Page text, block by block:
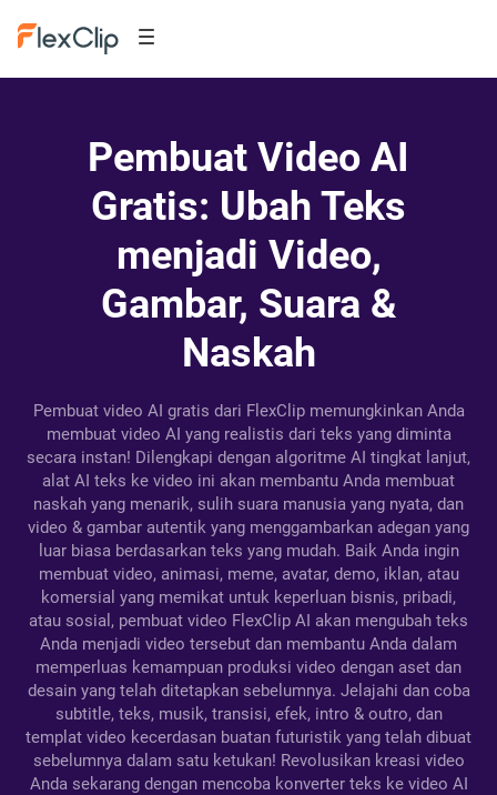
Pembuat Video AI
Gratis: Ubah Teks
menjadi Video,
Gambar, Suara &
Naskah
Pembuat video AI gratis dari FlexClip memungkinkan Anda
membuat video AI yang realistis dari teks yang diminta
secara instan! Dilengkapi dengan algoritme AI tingkat lanjut,
alat AI teks ke video ini akan membantu Anda membuat
naskah yang menarik, sulih suara manusia yang nyata, dan
video & gambar autentik yang menggambarkan adegan yang
luar biasa berdasarkan teks yang mudah. Baik Anda ingin
membuat video, animasi, meme, avatar, demo, iklan, atau
komersial yang memikat untuk keperluan bisnis, pribadi,
atau sosial, pembuat video FlexClip AI akan mengubah teks
Anda menjadi video tersebut dan membantu Anda dalam
memperluas kemampuan produksi video dengan aset dan
desain yang telah ditetapkan sebelumnya. Jelajahi dan coba
subtitle, teks, musik, transisi, efek, intro & outro, dan
templat video kecerdasan buatan futuristik yang telah dibuat
sebelumnya dalam satu ketukan! Revolusikan kreasi video
Anda sekarang dengan mencoba konverter teks ke video AI